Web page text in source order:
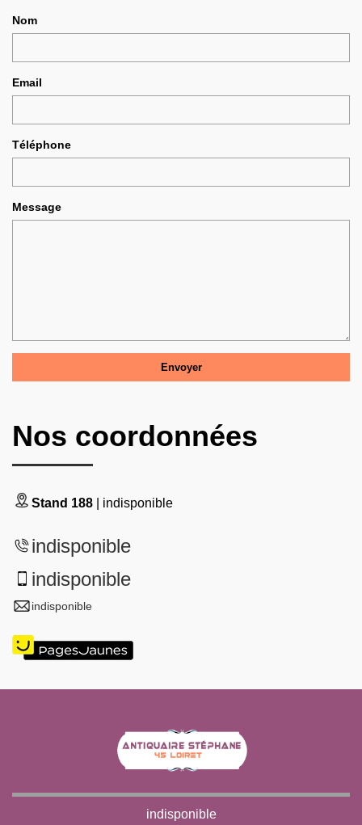
Nom
Email
Téléphone
Message
Nos coordonnées
Stand 188 | indisponible
indisponible
indisponible
indisponible
indisponible